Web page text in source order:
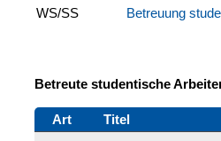
WS/SS
Betreuung
Betreute studentische
Art Titel